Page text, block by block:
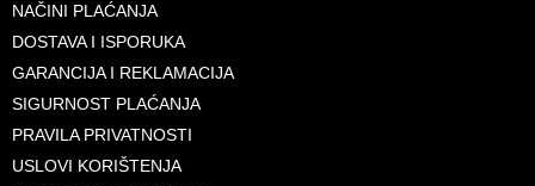
NAČINI PLAĆANJA
DOSTAVA I ISPORUKA
GARANCIJA I REKLAMACIJA
SIGURNOST PLAĆANJA
PRAVILA PRIVATNOSTI
USLOVI KORIŠTENJA